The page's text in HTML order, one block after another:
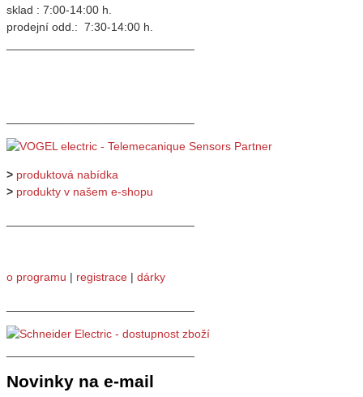
sklad : 7:00-14:00 h.
prodejní odd.: 7:30-14:00 h.
> produktová nabídka
> produkty v našem e-shopu
o programu | registrace | dárky
Novinky na e-mail